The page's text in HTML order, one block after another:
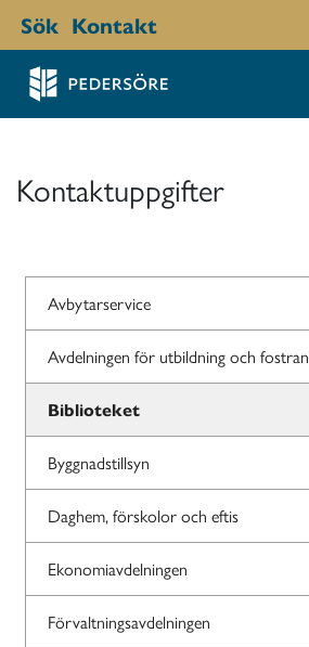
Sök Kontakt
Kontaktuppgifter
Avbytarservice
Avdelningen för utbildning och fostran
Biblioteket
Byggnadstillsyn
Daghem, förskolor och eftis
Ekonomiavdelningen
Förvaltningsavdelningen